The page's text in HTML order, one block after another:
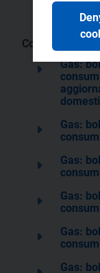
tutela
Comunicati
Gas:
Gas:
Gas:
Gas:
Gas:
Gas: